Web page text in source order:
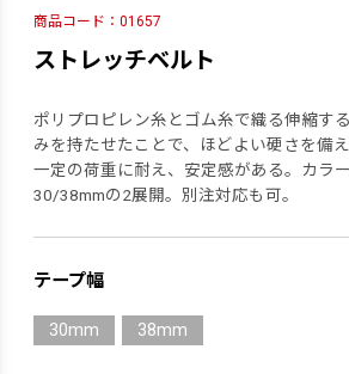
商品コード：01657
ストレッチベルト
ポリプロピレン糸とゴム糸で織る伸縮す
みを持たせたことで、ほどよい硬さを備
一定の荷重に耐え、安定感がある。カラ
30/38mmの2展開。別注対応も可。
テープ幅
30mm 38mm